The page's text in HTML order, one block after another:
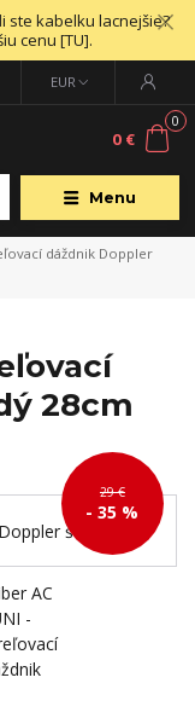
ste kabelku lacnejšie?
cenu [TU].
Menu
EUR
0
0 €
dáždnik Doppler
28cm
29 €
- 35 %